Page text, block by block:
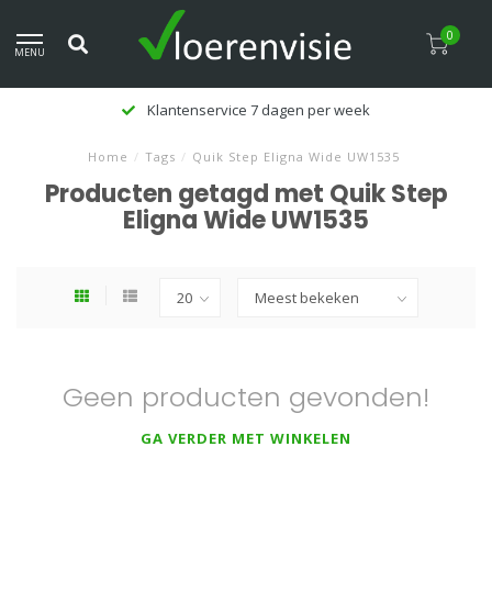
MENU
0
Klantenservice 7 dagen per week
Home / Tags / Quik Step Eligna Wide UW1535
Producten getagd met Quik Step
Eligna Wide UW1535
Geen producten gevonden!
GA VERDER MET WINKELEN